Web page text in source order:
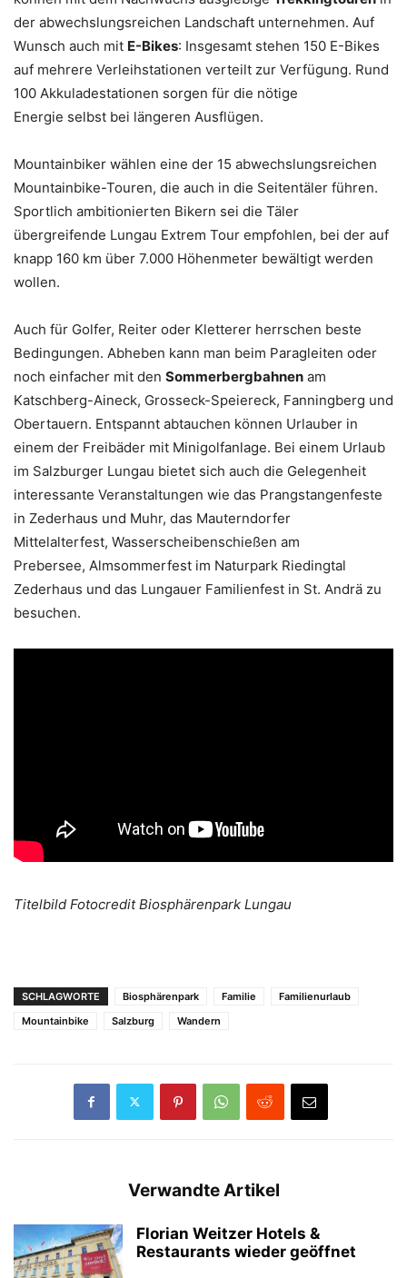
der abwechslungsreichen Landschaft unternehmen. Auf
Wunsch auch mit E-Bikes: Insgesamt stehen 150 E-Bikes
auf mehrere Verleihstationen verteilt zur Verfügung. Rund
100 Akkuladestationen sorgen für die nötige
Energie selbst bei längeren Ausflügen.
Mountainbiker wählen eine der 15 abwechslungsreichen
Mountainbike-Touren, die auch in die Seitentäler führen.
Sportlich ambitionierten Bikern sei die Täler
übergreifende Lungau Extrem Tour empfohlen, bei der auf
knapp 160 km über 7.000 Höhenmeter bewältigt werden
wollen.
Auch für Golfer, Reiter oder Kletterer herrschen beste
Bedingungen. Abheben kann man beim Paragleiten oder
noch einfacher mit den Sommerbergbahnen am
Katschberg-Aineck, Grosseck-Speiereck, Fanningberg und
Obertauern. Entspannt abtauchen können Urlauber in
einem der Freibäder mit Minigolfanlage. Bei einem Urlaub
im Salzburger Lungau bietet sich auch die Gelegenheit
interessante Veranstaltungen wie das Prangstangenfeste
in Zederhaus und Muhr, das Mauterndorfer
Mittelalterfest, Wasserscheibenschießen am
Prebersee, Almsommerfest im Naturpark Riedingtal
Zederhaus und das Lungauer Familienfest in St. Andrä zu
besuchen.
Titelbild Fotocredit Biosphärenpark Lungau
SCHLAGWORTE Biosphärenpark Familie
Familienurlaub
Mountainbike
Salzburg Wandern
Verwandte Artikel
Florian Weitzer Hotels &
Restaurants wieder geöffnet